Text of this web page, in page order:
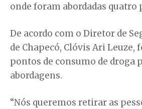
onde foram abordadas quatro
De acordo com o Diretor de
de Chapecó, Clóvis Ari Leuze,
pontos de consumo de droga
abordagens.
“Nós queremos retirar as